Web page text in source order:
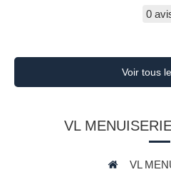
0
Voir tous
VL
VL